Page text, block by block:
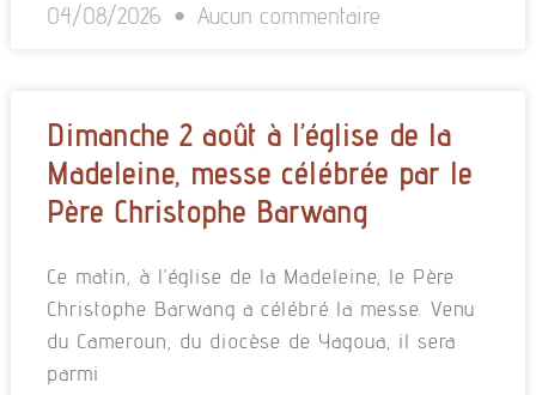
04/08/2026 Aucun commentaire
Dimanche 2 août à l’église de la
Madeleine, messe célébrée par le
Père Christophe Barwang
Ce matin, à l’église de la Madeleine, le Père
Christophe Barwang a célébré la messe. Venu
du Cameroun, du diocèse de Yagoua, il sera
parmi